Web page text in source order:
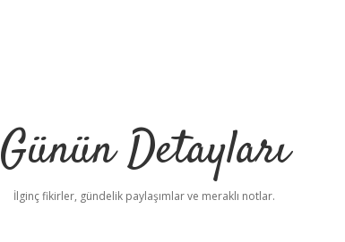
Günün Detayları
İlginç fikirler, gündelik paylaşımlar ve meraklı notlar.